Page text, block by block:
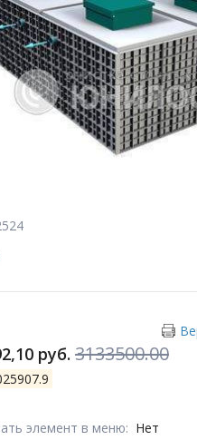
руб. 3133500.00
элемент в меню: Нет